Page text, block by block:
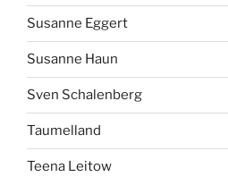
Susanne Eggert
Susanne Haun
Sven Schalenberg
Taumelland
Teena Leitow